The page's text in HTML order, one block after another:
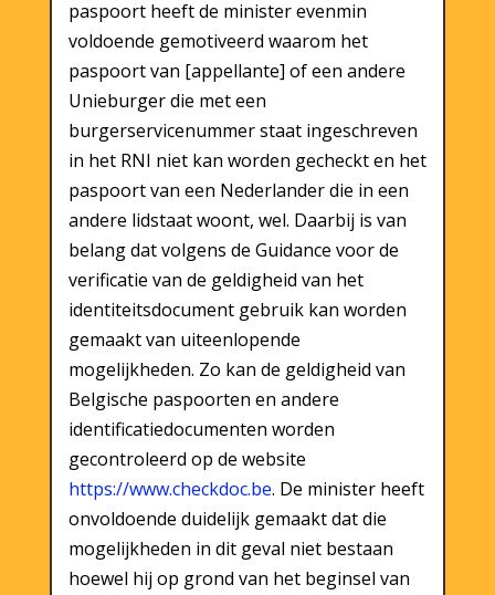
paspoort heeft de minister evenmin
voldoende gemotiveerd waarom het
paspoort van [appellante] of een andere
Unieburger die met een
burgerservicenummer staat ingeschreven
in het RNI niet kan worden gecheckt en het
paspoort van een Nederlander die in een
andere lidstaat woont, wel. Daarbij is van
belang dat volgens de Guidance voor de
verificatie van de geldigheid van het
identiteitsdocument gebruik kan worden
gemaakt van uiteenlopende
mogelijkheden. Zo kan de geldigheid van
Belgische paspoorten en andere
identificatiedocumenten worden
gecontroleerd op de website
https://www.checkdoc.be. De minister heeft
onvoldoende duidelijk gemaakt dat die
mogelijkheden in dit geval niet bestaan
hoewel hij op grond van het beginsel van